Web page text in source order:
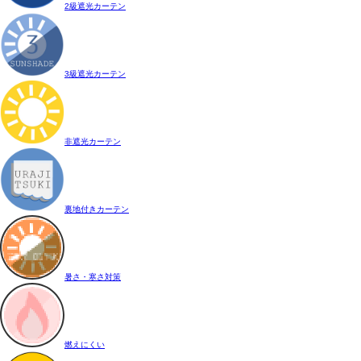
2級遮光カーテン
3級遮光カーテン
非遮光カーテン
裏地付きカーテン
暑さ・寒さ対策
燃えにくい